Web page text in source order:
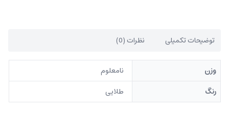
توضیحات تکمیلی نظرات (0)
وزن
نامعلوم
رنگ
طلایی